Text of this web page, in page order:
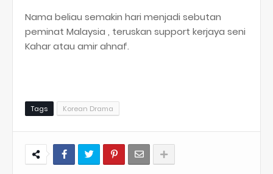
Nama beliau semakin hari menjadi sebutan
peminat Malaysia , teruskan support kerjaya seni
Kahar atau amir ahnaf.
Tags Korean Drama